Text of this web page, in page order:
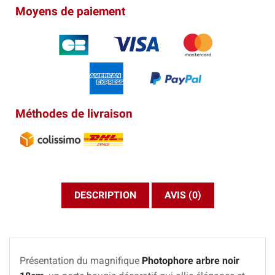
Moyens de paiement
Méthodes de livraison
DESCRIPTION AVIS (0)
Présentation du magnifique Photophore arbre noir